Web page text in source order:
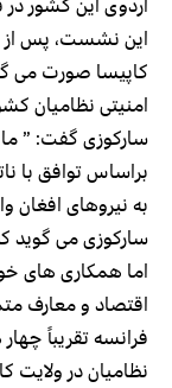
این نشست، پس از
کاپیسا صورت می
امنیتی نظامیان
سارکوزی گفت: ” ما
براساس توافق با
به نیروهای افغان
سارکوزی می گوید
اما همکاری های
اقتصاد و معارف
فرانسه تقریباً
نظامیان در